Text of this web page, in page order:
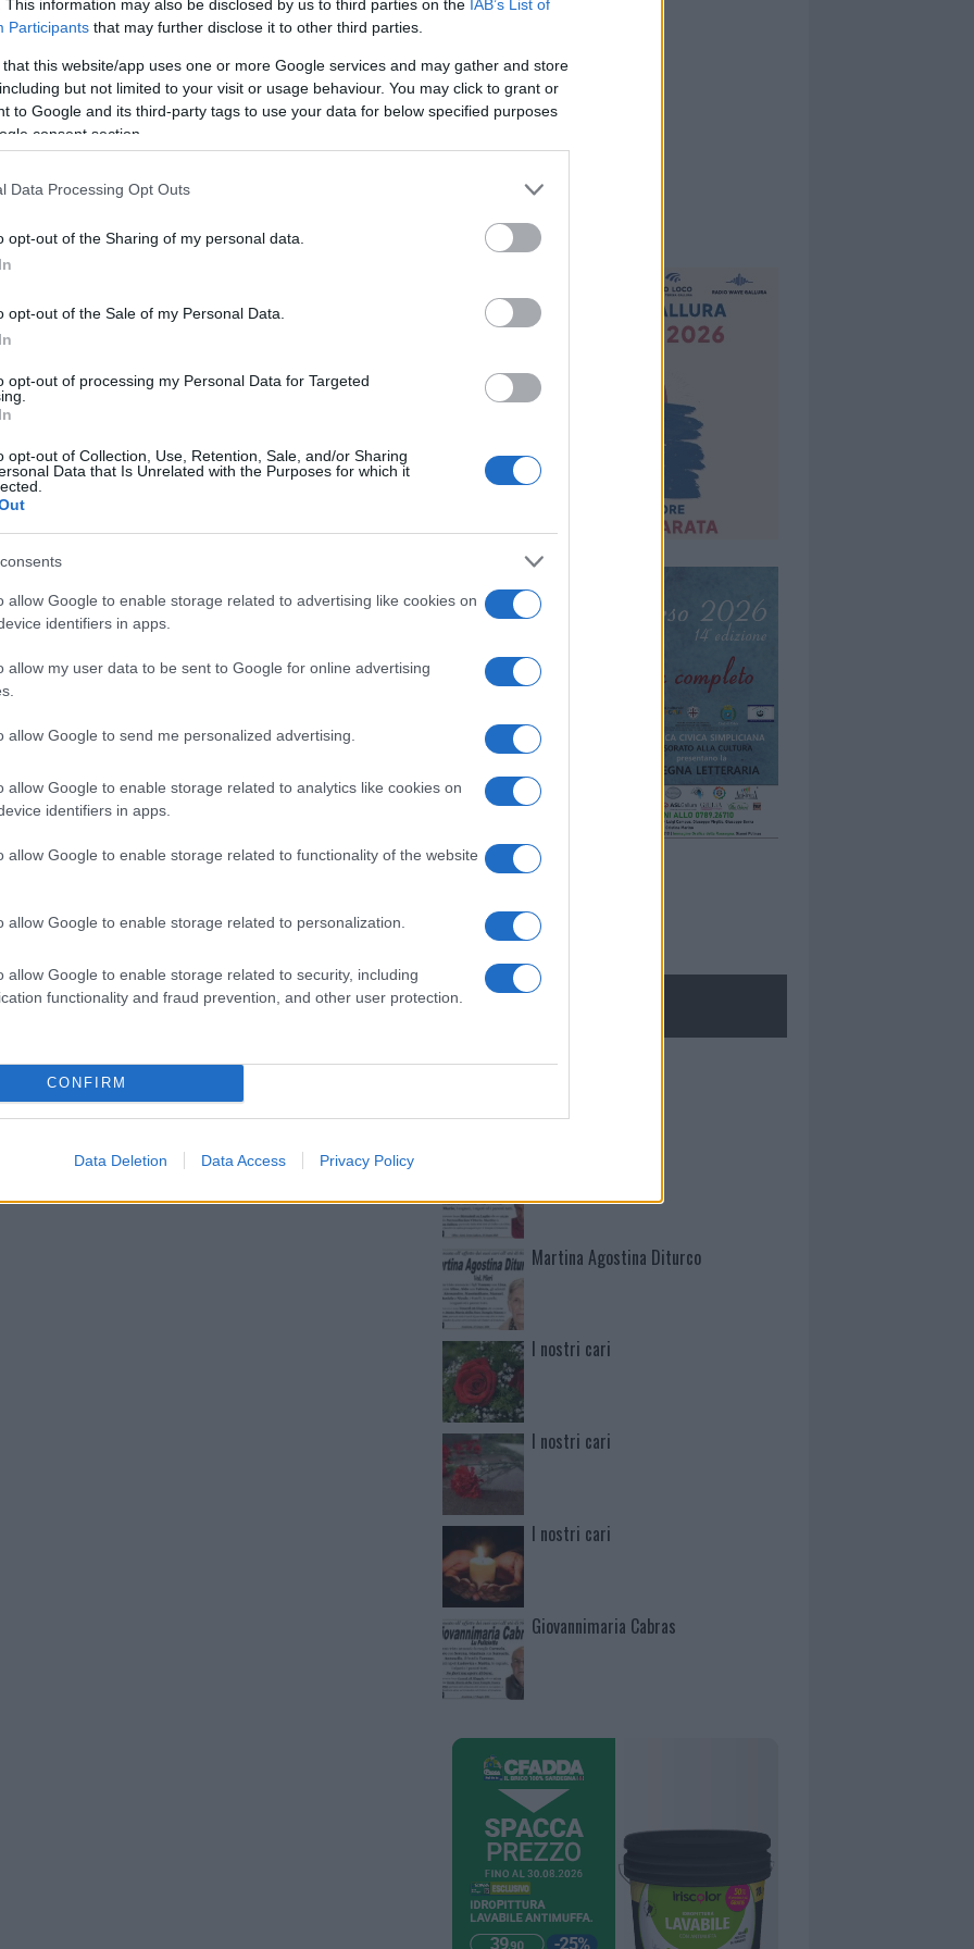
This information may also be disclosed by us to third parties on the IAB’s List of
Participants that may further disclose it to other third parties.
that this website/app uses one or more Google services and may gather and store
but not limited to your visit or usage behaviour. You may click to grant or
to Google and its third-party tags to use your data for below specified purposes
consent section.
Data Processing Opt Outs
opt-out of the Sharing of my personal data.
opt-out of the Sale of my Personal Data.
opt-out of processing my Personal Data for Targeted
opt-out of Collection, Use, Retention, Sale, and/or Sharing
Data that Is Unrelated with the Purposes for which it
allow Google to enable storage related to advertising like cookies on
identifiers in apps.
allow my user data to be sent to Google for online advertising
allow Google to send me personalized advertising.
allow Google to enable storage related to analytics like cookies on
identifiers in apps.
allow Google to enable storage related to functionality of the website
allow Google to enable storage related to personalization.
allow Google to enable storage related to security, including
functionality and fraud prevention, and other user protection.
CONFIRM
Data Deletion Data Access Privacy Policy
nella sezione
i tuoi video e le tue foto
+39 345 356 7512
di GalluraOggi.it
news daGoogle News
Prossimo articolo Mario Malu
Martina Agostina Diturco
I nostri cari
I nostri cari
I nostri cari
Giovannimaria Cabras